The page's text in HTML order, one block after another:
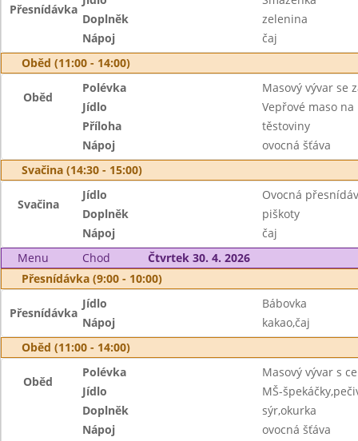
Přesnídávka
Doplněk
zelenina
Nápoj
čaj
Oběd (11:00 - 14:00)
Oběd
Polévka
Masový vývar se
Jídlo
Vepřové maso
Příloha
těstoviny
Nápoj
ovocná šťáva
Svačina (14:30 - 15:00)
Svačina
Jídlo
Ovocná
Doplněk
piškoty
Nápoj
čaj
Menu
Chod
Čtvrtek 30. 4. 2026
Přesnídávka (9:00 - 10:00)
Přesnídávka
Jídlo
Bábovka
Nápoj
kakao,čaj
Oběd (11:00 - 14:00)
Oběd
Polévka
Masový vývar s
Jídlo
MŠ-
Doplněk
sýr,okurka
Nápoj
ovocná šťáva